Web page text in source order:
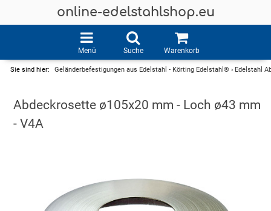
online-edelstahlshop.eu
Menü Suche Warenkorb
Sie sind hier: Geländerbefestigungen aus Edelstahl - Körting Edelstahl® › Edelstahl
Abdeckrosette ø105x20 mm - Loch ø43 mm
- V4A